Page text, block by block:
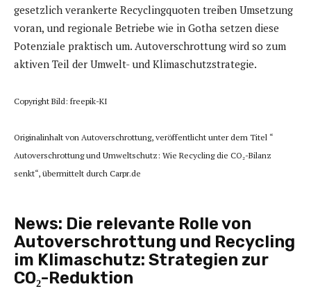
gesetzlich verankerte Recyclingquoten treiben Umsetzung
voran, und regionale Betriebe wie in Gotha setzen diese
Potenziale praktisch um. Autoverschrottung wird so zum
aktiven Teil der Umwelt- und Klimaschutzstrategie.
Copyright Bild: freepik-KI
Originalinhalt von Autoverschrottung, veröffentlicht unter dem Titel “
Autoverschrottung und Umweltschutz: Wie Recycling die CO₂-Bilanz
senkt“, übermittelt durch Carpr.de
News: Die relevante Rolle von
Autoverschrottung und Recycling
im Klimaschutz: Strategien zur
CO₂-Reduktion